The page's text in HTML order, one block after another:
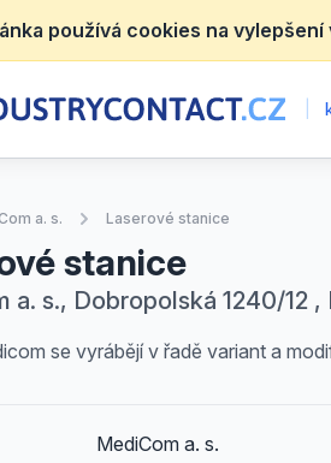
používá cookies na
a. s. Laserové stanice
stanice
a. s., Dobropolská 1240/12 ,
se vyrábějí v řadě variant a
MediCom a. s.